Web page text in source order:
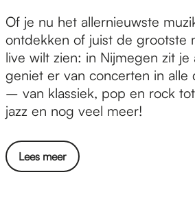
M
u
z
i
e
k
Of je nu het allernieuwste
ontdekken of juist de grootste
live wilt zien: in Nijmegen zit
geniet er van concerten in alle
– van klassiek, pop en rock
jazz en nog veel meer!
Lees meer